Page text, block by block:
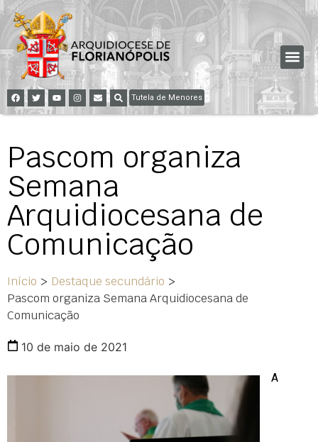
Tutela de Menores
Pascom organiza
Semana
Arquidiocesana de
Comunicação
Início > Destaque secundário >
Pascom organiza Semana Arquidiocesana de
Comunicação
10 de maio de 2021
A